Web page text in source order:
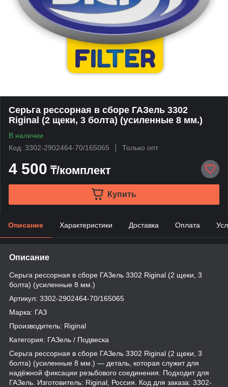
Серьга рессорная в сборе ГАЗель 3302
Riginal (2 щеки, 3 болта) (усиленные 8 мм.)
В наличии
Код: 3302-2902464-70/165065
Только опт
4 500 ₸/комплект
Купить
Описание Характеристики Доставка Оплата
Описание
Серьга рессорная в сборе ГАЗель 3302 Riginal (2 щеки, 3
болта) (усиленные 8 мм.)
Артикул: 3302-2902464-70/165065
Марка: ГАЗ
Производитель: Riginal
Категория: ГАЗель / Подвеска
Серьга рессорная в сборе ГАЗель 3302 Riginal (2 щеки, 3
болта) (усиленные 8 мм.) — деталь, которая служит для
надёжной фиксации резьбового соединения. Подходит для
ГАЗель. Изготовитель: Riginal, Россия. Код для заказа: 3302-